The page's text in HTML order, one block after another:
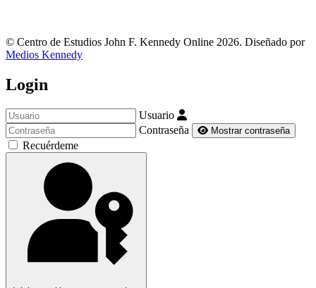
© Centro de Estudios John F. Kennedy Online 2026. Diseñado por
Medios Kennedy
Login
Usuario
Contraseña
Mostrar contraseña
Recuérdeme